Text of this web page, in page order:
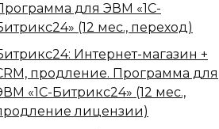
для ЭВМ «1С-
(12 мес., переход)
Интернет-магазин +
продление. Программа для
«1С-Битрикс24» (12 мес.,
лицензии)